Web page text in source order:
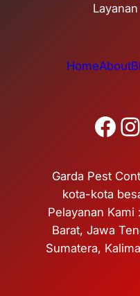
HomeAbout
Facebook Instagram
Garda Pest
kota-kota
Pelayanan Kami
Barat, Jawa
Sumatera,